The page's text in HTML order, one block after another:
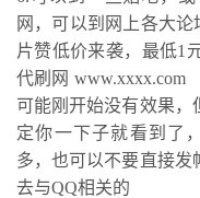
网，可以到网上各大
片赞低价来袭，最低1
代刷网 www.xxxx.com
可能刚开始没有效果，
定你一下子就看到了
多，也可以不要直接发
去与QQ相关的